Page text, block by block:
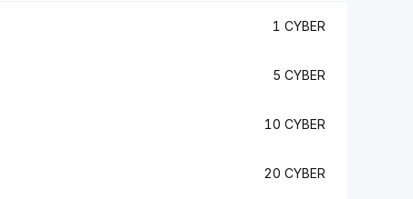
1 CYBER
5 CYBER
10 CYBER
20 CYBER